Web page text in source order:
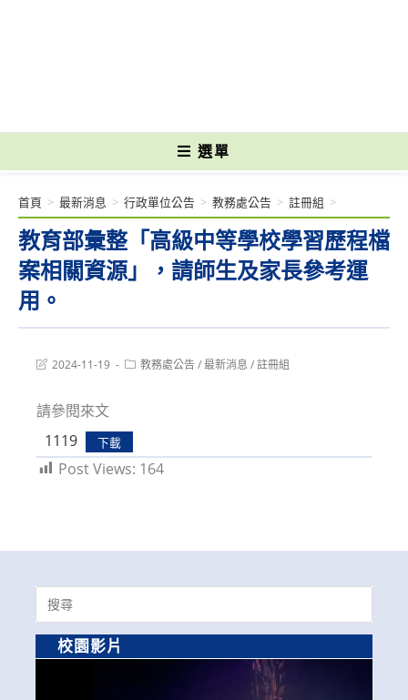
選單
教育部彙整「高級中等學校學習歷程檔
案相關資源」，請師生及家長參考運
用。
首頁 > 最新消息 > 行政單位公告 > 教務處公告 > 註冊組 >
Post2024-11-19
Post教務處公告/最新消息 /註冊組
請參閱來文
1119
下載
Post Views: 164
Search
for:
校園影片